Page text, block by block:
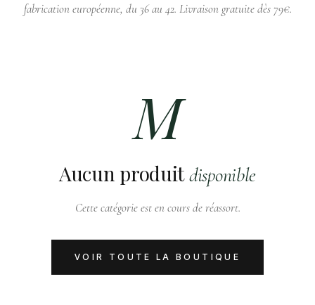
fabrication européenne, du 36 au 42. Livraison gratuite dès 79€.
M
Aucun produitdisponible
Cette catégorie est en cours de réassort.
VOIR TOUTE LA BOUTIQUE